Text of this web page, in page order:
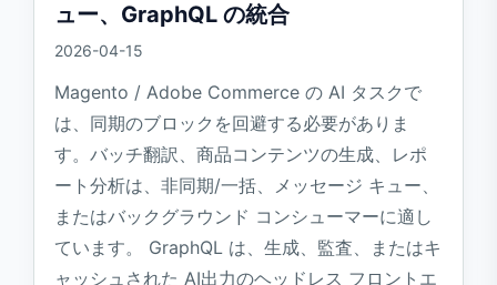
ュー、GraphQL の統合
2026-04-15
Magento / Adobe Commerce の AI タスクで
は、同期のブロックを回避する必要がありま
す。バッチ翻訳、商品コンテンツの生成、レポ
ート分析は、非同期/一括、メッセージ キュー、
またはバックグラウンド コンシューマーに適し
ています。 GraphQL は、生成、監査、またはキ
ャッシュされた AI出力のヘッドレス フロントエ